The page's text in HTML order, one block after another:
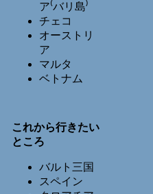
ア⁽バリ島⁾
チェコ
オーストリ
ア
マルタ
ベトナム
これから行きたい
ところ
バルト三国
スペイン